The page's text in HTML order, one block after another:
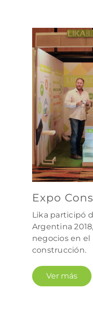
Expo
Lika participó
Argentina
negocios en
construcción.
Ver más